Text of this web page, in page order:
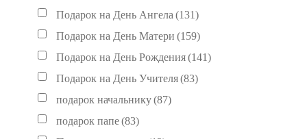
Подарок на День Ангела (131)
Подарок на День Матери (159)
Подарок на День Рождения(141)
Подарок на День Учителя(83)
подарок начальнику(87)
подарок папе(83)